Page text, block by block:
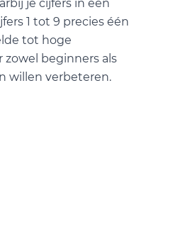
je cijfers in een
1 tot 9 precies één
tot hoge
zowel beginners als
willen verbeteren.